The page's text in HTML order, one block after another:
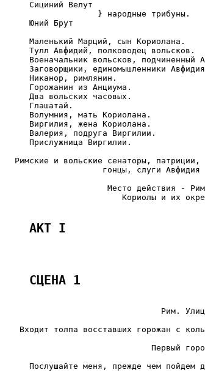
     Сициний Велут
                   } народные трибуны.
     Юний Брут
     Маленький Марций, сын Кориолана.
     Тулл Авфидий, полководец вольсков.
Военачальник вольсков, подчиненный
Заговорщики, единомышленники
     Никанор, римлянин.
     Горожанин из Анциума.
     Два вольских часовых.
     Глашатай.
     Волумния, мать Кориолана.
     Виргилия, жена Кориолана.
     Валерия, подруга Виргилии.
     Прислужница Виргилии.
Римские и вольские сенаторы, патриции,
гонцы, слуги Авфидия
Место действия -
Кориолы и их
AКT I
СЦЕНА 1